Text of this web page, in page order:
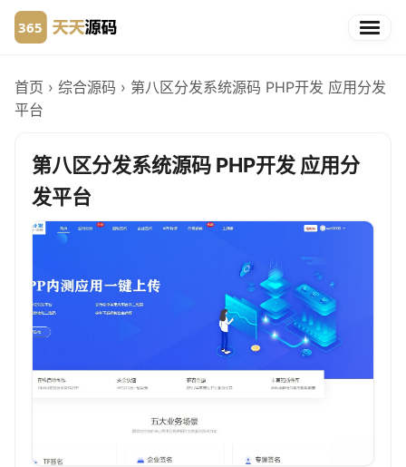
首页 › 综合源码 › 第八区分发系统源码 PHP开发 应用分发
平台
第八区分发系统源码 PHP开发 应用分
发平台